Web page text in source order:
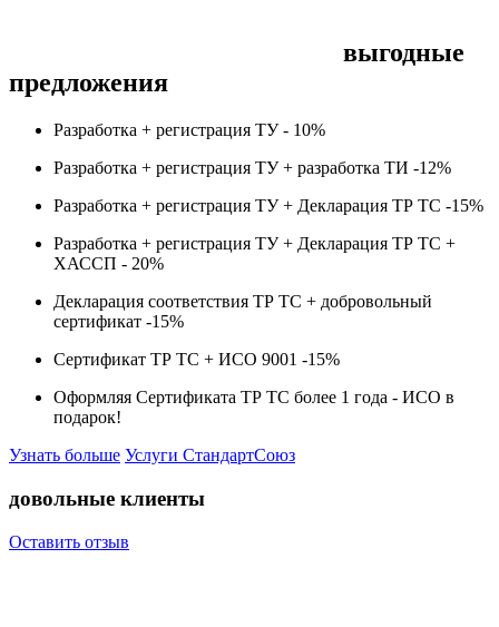
выгодные
предложения
Разработка + регистрация ТУ - 10%
Разработка + регистрация ТУ + разработка ТИ -12%
Разработка + регистрация ТУ + Декларация ТР ТС -15%
Разработка + регистрация ТУ + Декларация ТР ТС +
ХАССП - 20%
Декларация соответствия ТР ТС + добровольный
сертификат -15%
Сертификат ТР ТС + ИСО 9001 -15%
Оформляя Сертификата ТР ТС более 1 года - ИСО в
подарок!
Узнать больше Услуги СтандартСоюз
довольные клиенты
Оставить отзыв